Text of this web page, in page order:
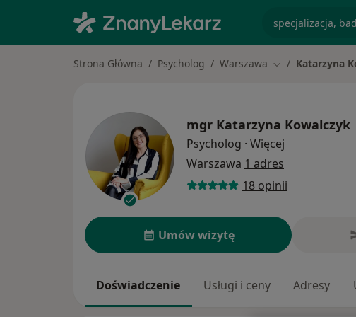
Strona Główna Psycholog Warszawa Zmień miasto
Katarzyna
mgr Katarzyna Kowalczyk
Psycholog · Więcej
Warszawa 1 adres
18 opinii
Umów wizytę
Doświadczenie Usługi i ceny Adresy